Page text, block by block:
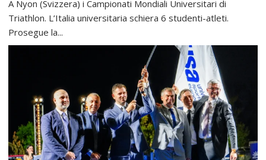
A Nyon (Svizzera) i Campionati Mondiali Universitari di
Triathlon. L’Italia universitaria schiera 6 studenti-atleti.
Prosegue la...